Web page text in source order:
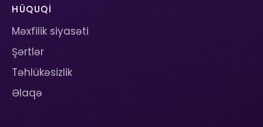
HÜQUQI
Məxfilik siyasəti
Şərtlər
Təhlükəsizlik
Əlaqə